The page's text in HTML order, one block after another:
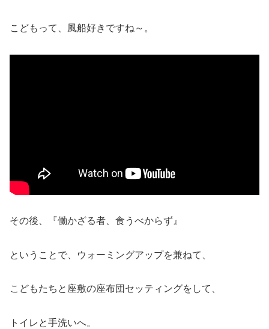
こどもって、風船好きですね～。
その後、『働かざる者、食うべからず』
ということで、ウォーミングアップを兼ねて、
こどもたちと座敷の座布団セッティングをして、
トイレと手洗いへ。